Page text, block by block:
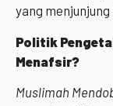
yang
Politik
Menafsir?
Muslimah